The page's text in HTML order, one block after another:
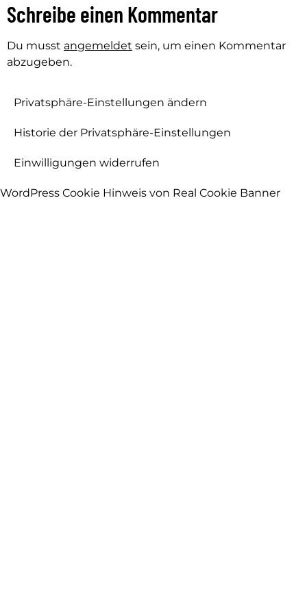
Schreibe einen Kommentar
Du musst angemeldet sein, um einen Kommentar
abzugeben.
Privatsphäre-Einstellungen ändern
Historie der Privatsphäre-Einstellungen
Einwilligungen widerrufen
WordPress Cookie Hinweis von Real Cookie Banner